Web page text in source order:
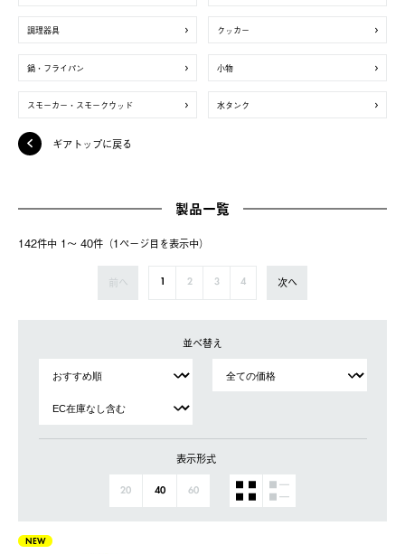
調理器具 クッカー
鍋・フライパン 小物
スモーカー・スモークウッド 水タンク
ギアトップに戻る
製品一覧
142件中 1〜 40件（1ページ⽬を表⽰中）
前へ 1 2 3 4 次へ
並べ替え
表示形式
20 40 60
NEW